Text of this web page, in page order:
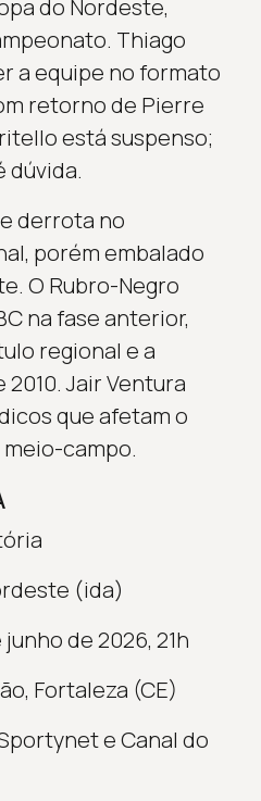
do Nordeste,
Thiago
a equipe no formato
retorno de Pierre
está suspenso;
dúvida.
derrota no
porém embalado
O Rubro-Negro
na fase anterior,
regional e a
Jair Ventura
que afetam o
campo.
(ida)
de 2026, 21h
Fortaleza (CE)
e Canal do